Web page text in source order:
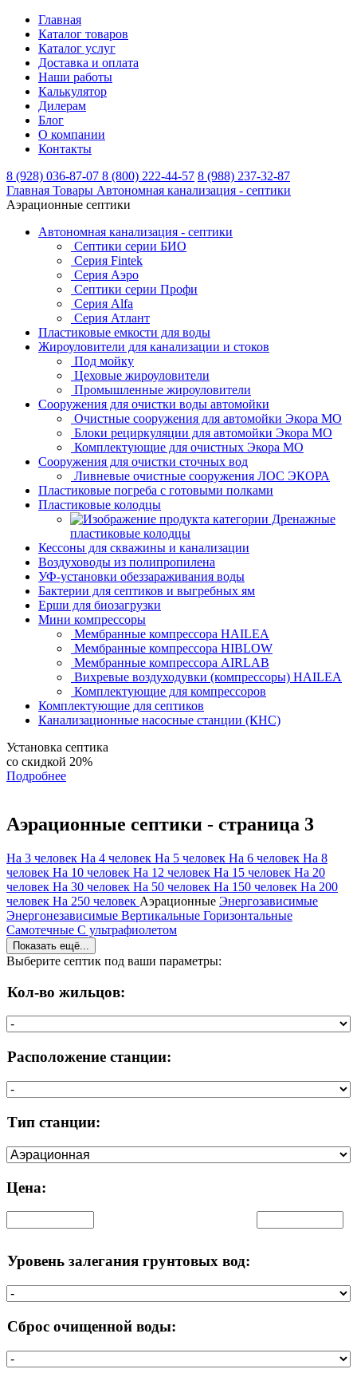
Главная
Каталог товаров
Каталог услуг
Доставка и оплата
Наши работы
Калькулятор
Дилерам
Блог
О компании
Контакты
8 (928) 036-87-07 8 (800) 222-44-57 8 (988) 237-32-87
Главная Товары Автономная канализация - септики
Аэрационные септики
Автономная канализация - септики
Септики серии БИО
Серия Fintek
Серия Аэро
Септики серии Профи
Серия Alfa
Серия Атлант
Пластиковые емкости для воды
Жироуловители для канализации и стоков
Под мойку
Цеховые жироуловители
Промышленные жироуловители
Сооружения для очистки воды автомойки
Очистные сооружения для автомойки Экора МО
Блоки рециркуляции для автомойки Экора МО
Комплектующие для очистных Экора МО
Сооружения для очистки сточных вод
Ливневые очистные сооружения ЛОС ЭКОРА
Пластиковые погреба с готовыми полками
Пластиковые колодцы
Дренажные
пластиковые колодцы
Кессоны для скважины и канализации
Воздуховоды из полипропилена
УФ-установки обеззараживания воды
Бактерии для септиков и выгребных ям
Ерши для биозагрузки
Мини компрессоры
Мембранные компрессора HAILEA
Мембранные компрессора HIBLOW
Мембранные компрессора AIRLAB
Вихревые воздуходувки (компрессоры) HAILEA
Комплектующие для компрессоров
Комплектующие для септиков
Канализационные насосные станции (КНС)
Установка септика
со скидкой 20%
Подробнее
Аэрационные септики - страница 3
На 3 человек На 4 человек На 5 человек На 6 человек На 8
человек На 10 человек На 12 человек На 15 человек На 20
человек На 30 человек На 50 человек На 150 человек На 200
человек На 250 человек Аэрационные Энергозависимые
Энергонезависимые Вертикальные Горизонтальные
Самотечные С ультрафиолетом
Показать ещё...
Выберите септик под ваши параметры:
Кол-во жильцов:
Расположение станции:
Тип станции:
Цена:
Уровень залегания грунтовых вод:
Сброс очищенной воды: